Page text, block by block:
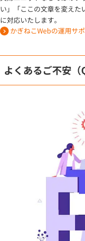
い」「ここの文章を変えた
に対応いたします。
かぎねこWebの運用サ
よくあるご不安（